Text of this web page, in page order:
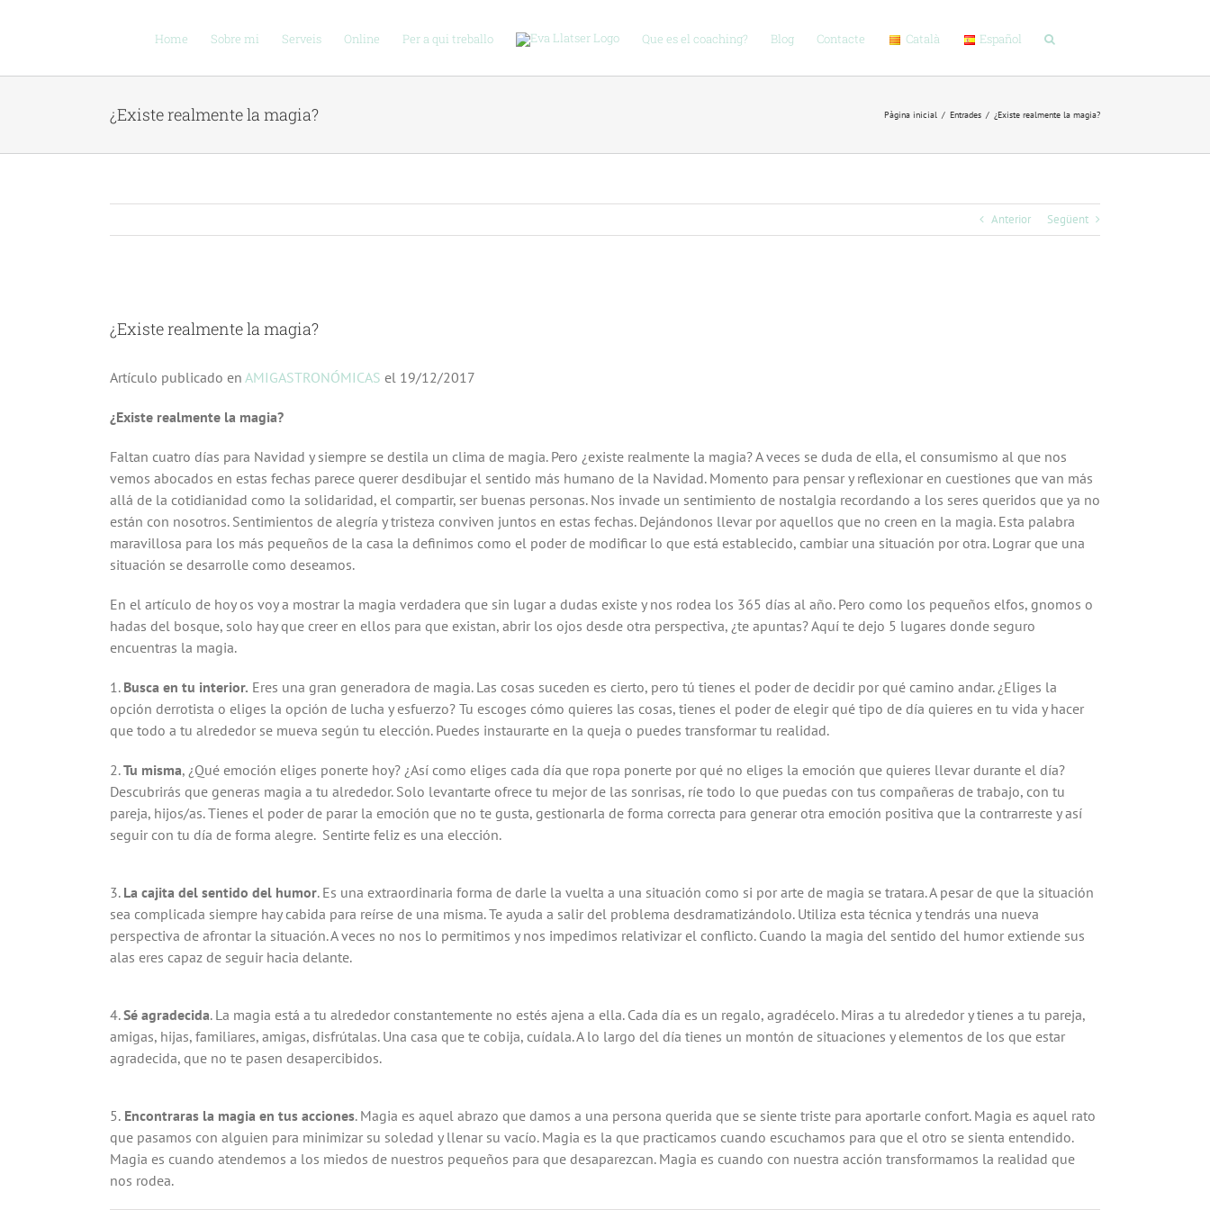
Home Sobre mi Serveis Online Per a qui treballo Que es el coaching? Blog Contacte Català Español
¿Existe realmente la magia? Pàgina inicial / Entrades / ¿Existe realmente la magia?
Anterior Següent
Image
¿Existe realmente la magia?
Artículo publicado en AMIGASTRONÓMICAS el 19/12/2017
¿Existe realmente la magia?
Faltan cuatro días para Navidad y siempre se destila un clima de magia. Pero ¿existe realmente la magia? A veces se duda de ella, el consumismo al que nos
vemos abocados en estas fechas parece querer desdibujar el sentido más humano de la Navidad. Momento para pensar y reflexionar en cuestiones que van más
allá de la cotidianidad como la solidaridad, el compartir, ser buenas personas. Nos invade un sentimiento de nostalgia recordando a los seres queridos que ya no
están con nosotros. Sentimientos de alegría y tristeza conviven juntos en estas fechas. Dejándonos llevar por aquellos que no creen en la magia. Esta palabra
maravillosa para los más pequeños de la casa la definimos como el poder de modificar lo que está establecido, cambiar una situación por otra. Lograr que una
situación se desarrolle como deseamos.
En el artículo de hoy os voy a mostrar la magia verdadera que sin lugar a dudas existe y nos rodea los 365 días al año. Pero como los pequeños elfos, gnomos o
hadas del bosque, solo hay que creer en ellos para que existan, abrir los ojos desde otra perspectiva, ¿te apuntas? Aquí te dejo 5 lugares donde seguro
encuentras la magia.
1. Busca en tu interior. Eres una gran generadora de magia. Las cosas suceden es cierto, pero tú tienes el poder de decidir por qué camino andar. ¿Eliges la
opción derrotista o eliges la opción de lucha y esfuerzo? Tu escoges cómo quieres las cosas, tienes el poder de elegir qué tipo de día quieres en tu vida y hacer
que todo a tu alrededor se mueva según tu elección. Puedes instaurarte en la queja o puedes transformar tu realidad.
2.Tu misma, ¿Qué emoción eliges ponerte hoy? ¿Así como eliges cada día que ropa ponerte por qué no eliges la emoción que quieres llevar durante el día?
Descubrirás que generas magia a tu alrededor. Solo levantarte ofrece tu mejor de las sonrisas, ríe todo lo que puedas con tus compañeras de trabajo, con tu
pareja, hijos/as. Tienes el poder de parar la emoción que no te gusta, gestionarla de forma correcta para generar otra emoción positiva que la contrarreste y así
seguir con tu día de forma alegre. Sentirte feliz es una elección.
3. La cajita del sentido del humor. Es una extraordinaria forma de darle la vuelta a una situación como si por arte de magia se tratara. A pesar de que la situación
sea complicada siempre hay cabida para reírse de una misma. Te ayuda a salir del problema desdramatizándolo. Utiliza esta técnica y tendrás una nueva
perspectiva de afrontar la situación. A veces no nos lo permitimos y nos impedimos relativizar el conflicto. Cuando la magia del sentido del humor extiende sus
alas eres capaz de seguir hacia delante.
4.Sé agradecida. La magia está a tu alrededor constantemente no estés ajena a ella. Cada día es un regalo, agradécelo. Miras a tu alrededor y tienes a tu pareja,
amigas, hijas, familiares, amigas, disfrútalas. Una casa que te cobija, cuídala. A lo largo del día tienes un montón de situaciones y elementos de los que estar
agradecida, que no te pasen desapercibidos.
5. Encontraras la magia en tus acciones. Magia es aquel abrazo que damos a una persona querida que se siente triste para aportarle confort. Magia es aquel rato
que pasamos con alguien para minimizar su soledad y llenar su vacío. Magia es la que practicamos cuando escuchamos para que el otro se sienta entendido.
Magia es cuando atendemos a los miedos de nuestros pequeños para que desaparezcan. Magia es cuando con nuestra acción transformamos la realidad que
nos rodea.